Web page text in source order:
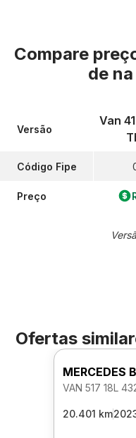
Compare
de
Versão
Código Fipe
Preço
Van
Ofertas
MERCEDES
VAN 517 18L
20.401 km